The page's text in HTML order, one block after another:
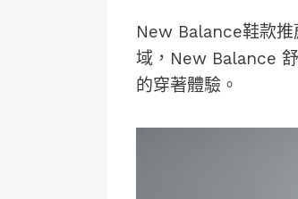
New Balance鞋款推
域，New Balance
的穿著體驗。